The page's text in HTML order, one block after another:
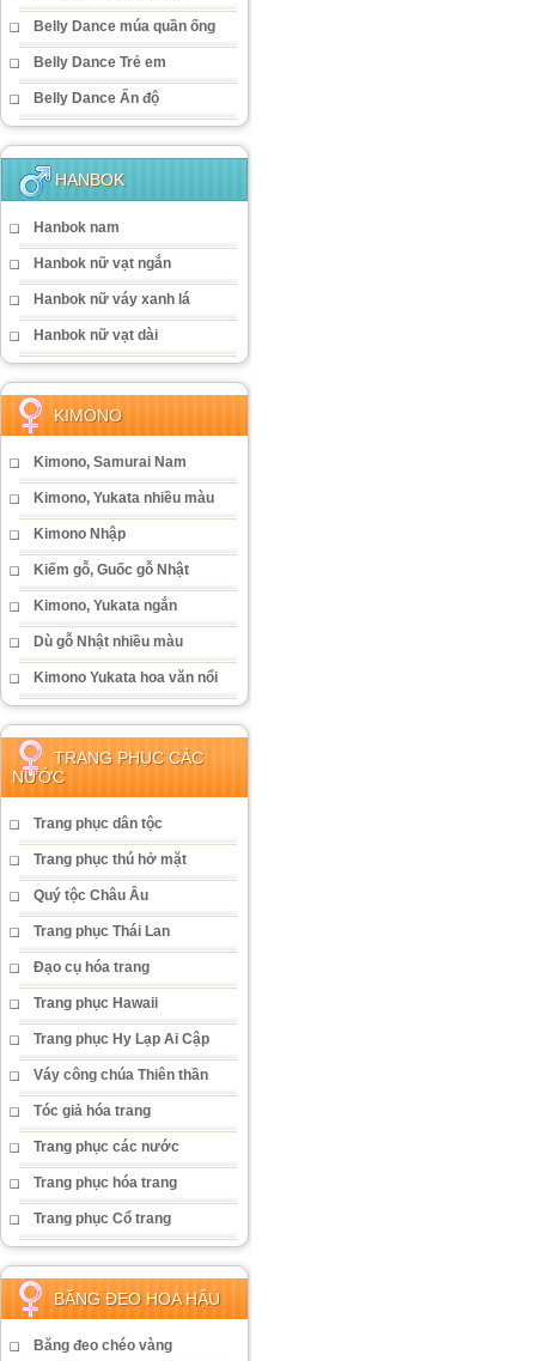
Belly Dance múa quần ống
Belly Dance Trẻ em
Belly Dance Ấn độ
HANBOK
Hanbok nam
Hanbok nữ vạt ngắn
Hanbok nữ váy xanh lá
Hanbok nữ vạt dài
KIMONO
Kimono, Samurai Nam
Kimono, Yukata nhiều màu
Kimono Nhập
Kiếm gỗ, Guốc gỗ Nhật
Kimono, Yukata ngắn
Dù gỗ Nhật nhiều màu
Kimono Yukata hoa văn nổi
TRANG PHỤC CÁC
NƯỚC
Trang phục dân tộc
Trang phục thú hở mặt
Quý tộc Châu Âu
Trang phục Thái Lan
Đạo cụ hóa trang
Trang phục Hawaii
Trang phục Hy Lạp Ai Cập
Váy công chúa Thiên thần
Tóc giả hóa trang
Trang phục các nước
Trang phục hóa trang
Trang phục Cổ trang
BĂNG ĐEO HOA HẬU
Băng đeo chéo vàng